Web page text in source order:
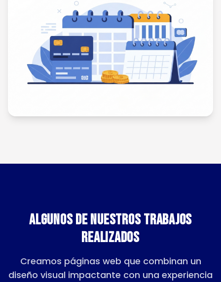
ALGUNOS DE NUESTROS TRABAJOS
REALIZADOS
Creamos páginas web que combinan un
diseño visual impactante con una experiencia